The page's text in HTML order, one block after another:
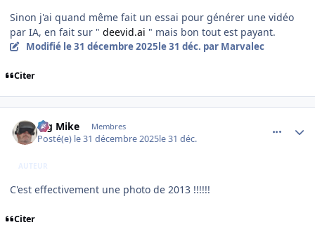
Sinon j'ai quand même fait un essai pour générer une vidéo
par IA, en fait sur " deevid.ai " mais bon tout est payant.
Modifié le 31 décembre 2025le 31 déc. par Marvalec
Citer
Big Mike Membres
Posté(e) le 31 décembre 2025le 31 déc.
AUTEUR
C'est effectivement une photo de 2013 !!!!!!
Citer